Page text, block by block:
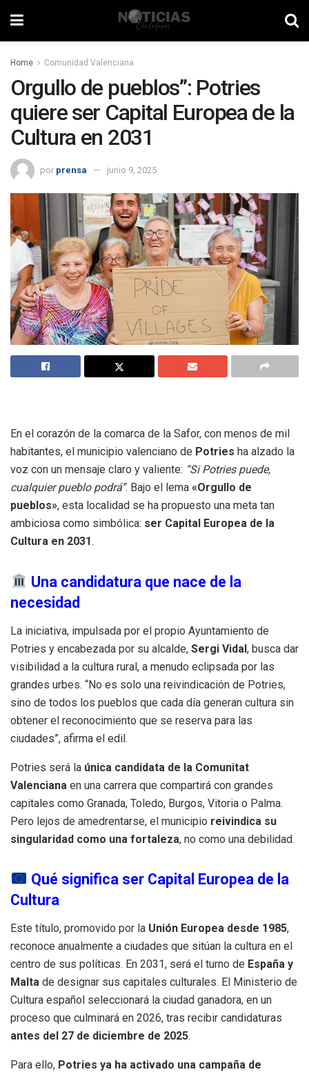
Home Comunidad Valenciana
Orgullo de pueblos”: Potries
quiere ser Capital Europea de la
Cultura en 2031
por prensa junio 9, 2025
En el corazón de la comarca de la Safor, con menos de mil
habitantes, el municipio valenciano de Potries ha alzado la
voz con un mensaje claro y valiente: “Si Potries puede,
cualquier pueblo podrá”. Bajo el lema «Orgullo de
pueblos», esta localidad se ha propuesto una meta tan
ambiciosa como simbólica: ser Capital Europea de la
Cultura en 2031.
Una candidatura que nace de la
necesidad
La iniciativa, impulsada por el propio Ayuntamiento de
Potries y encabezada por su alcalde, Sergi Vidal, busca dar
visibilidad a la cultura rural, a menudo eclipsada por las
grandes urbes. “No es solo una reivindicación de Potries,
sino de todos los pueblos que cada día generan cultura sin
obtener el reconocimiento que se reserva para las
ciudades”, afirma el edil.
Potries será la única candidata de la Comunitat
Valenciana en una carrera que compartirá con grandes
capitales como Granada, Toledo, Burgos, Vitoria o Palma.
Pero lejos de amedrentarse, el municipio reivindica su
singularidad como una fortaleza, no como una debilidad.
Qué significa ser Capital Europea de la
Cultura
Este título, promovido por la Unión Europea desde 1985,
reconoce anualmente a ciudades que sitúan la cultura en el
centro de sus políticas. En 2031, será el turno de España y
Malta de designar sus capitales culturales. El Ministerio de
Cultura español seleccionará la ciudad ganadora, en un
proceso que culminará en 2026, tras recibir candidaturas
antes del 27 de diciembre de 2025.
Para ello, Potries ya ha activado una campaña de